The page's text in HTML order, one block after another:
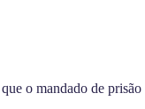
o mandado de